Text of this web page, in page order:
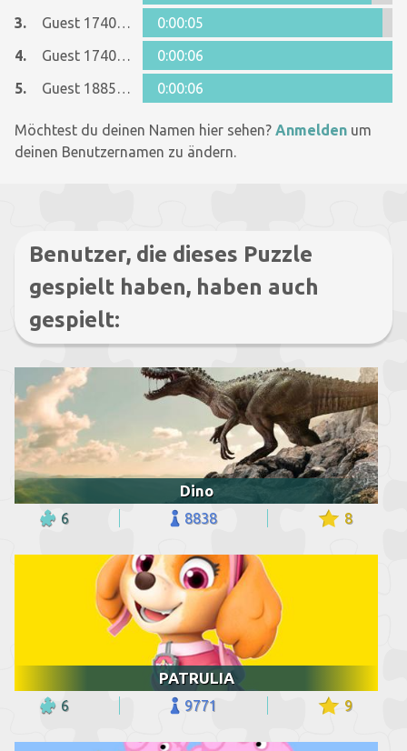
3.
Guest 17407084
0:00:05
4.
Guest 17407084
0:00:06
5.
Guest 18859254 0:00:06
Möchtest du deinen Namen hier sehen? Anmelden um
deinen Benutzernamen zu ändern.
Benutzer, die dieses Puzzle
gespielt haben, haben auch
gespielt:
Dino
6 8838 8
PATRULIA
6 9771 9